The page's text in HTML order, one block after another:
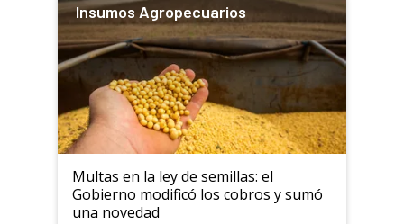
Insumos Agropecuarios
Multas en la ley de semillas: el
Gobierno modificó los cobros y sumó
una novedad